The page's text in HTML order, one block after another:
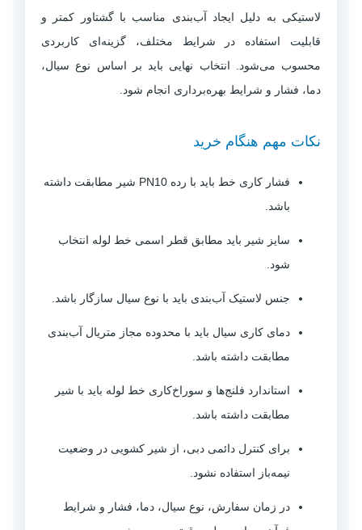
لاستیکی به دلیل ایجاد آب‌بندی مناسب با گشتاور کمتر و
قابلیت استفاده در شرایط مختلف، گزینه‌ای کاربردی
محسوب می‌شود. انتخاب نهایی باید بر اساس نوع سیال،
دما، فشار و شرایط بهره‌برداری انجام شود.
نکات مهم هنگام خرید
فشار کاری خط باید با رده PN10 شیر مطابقت داشته
باشد.
سایز شیر باید مطابق قطر اسمی خط لوله انتخاب
شود.
جنس لاستیک آب‌بندی باید با نوع سیال سازگار باشد.
دمای کاری سیال باید با محدوده مجاز متریال آب‌بندی
مطابقت داشته باشد.
استاندارد فلنج‌ها و سوراخ‌کاری خط لوله باید با شیر
مطابقت داشته باشد.
برای کنترل دائمی دبی، از شیر کشویی در وضعیت
نیمه‌باز استفاده نشود.
در زمان سفارش، نوع سیال، دما، فشار و شرایط